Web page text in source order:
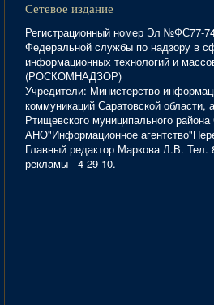
Сетевое издание
Регистрационный номер Эл №ФС77-
Федеральной службы по надзору в
информационных технологий и
(РОСКОМНАДЗОР)
Учредители: Министерство
коммуникаций Саратовской области,
Ртищевского муниципального района
АНО"Информационное
Главный редактор Маркова Л.В. Тел.
рекламы - 4-29-10.